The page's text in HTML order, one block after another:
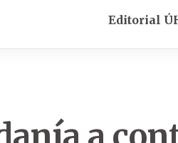
Editorial